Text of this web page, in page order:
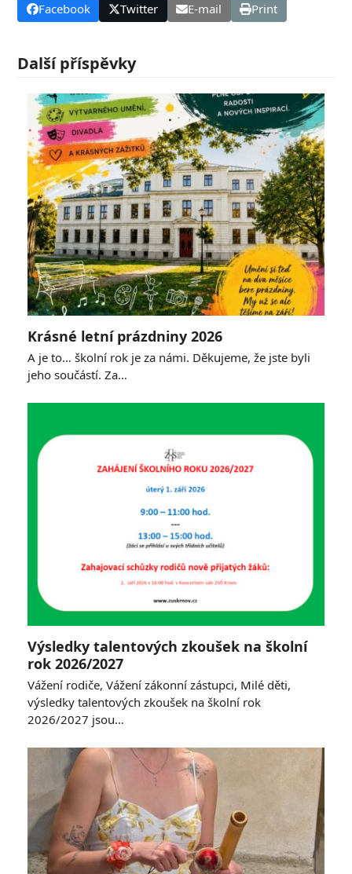
Facebook Twitter E-mail Print
Další příspěvky
Krásné letní prázdniny 2026
A je to… školní rok je za námi. Děkujeme, že jste byli
jeho součástí. Za…
Výsledky talentových zkoušek na školní
rok 2026/2027
Vážení rodiče, Vážení zákonní zástupci, Milé děti,
výsledky talentových zkoušek na školní rok
2026/2027 jsou…